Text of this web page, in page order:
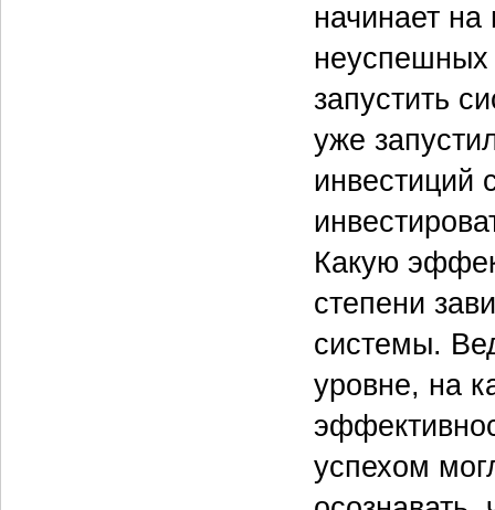
начинает на
неуспешных
запустить
уже
инвестиций
Какую
степени
системы.
уровне, на
успехом